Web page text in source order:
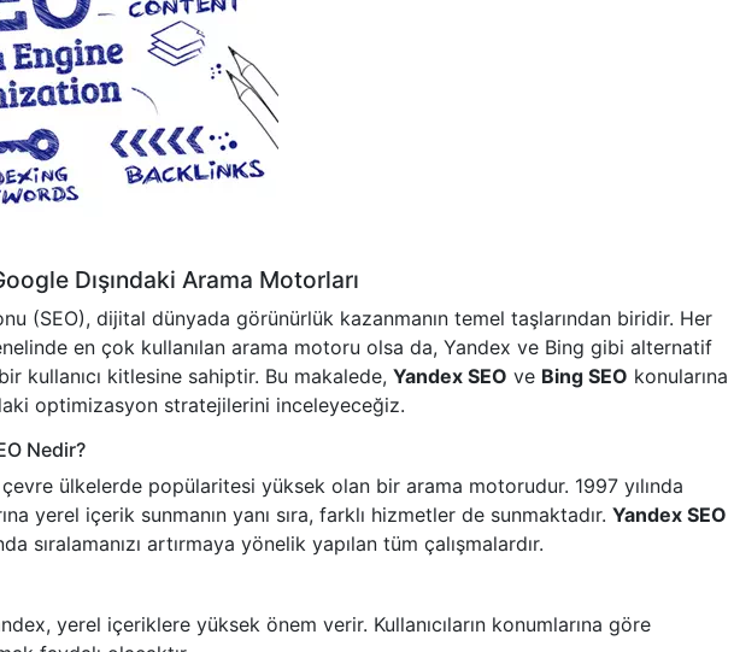
Dışındaki Arama Motorları
(SEO), dijital dünyada görünürlük kazanmanın temel taşlarından biridir. Her
en çok kullanılan arama motoru olsa da, Yandex ve Bing gibi alternatif
kullanıcı kitlesine sahiptir. Bu makalede, Yandex SEO ve Bing SEO konularına
optimizasyon stratejilerini inceleyeceğiz.
Nedir?
ülkelerde popülaritesi yüksek olan bir arama motorudur. 1997 yılında
yerel içerik sunmanın yanı sıra, farklı hizmetler de sunmaktadır. Yandex SEO
sıralamanızı artırmaya yönelik yapılan tüm çalışmalardır.
yerel içeriklere yüksek önem verir. Kullanıcıların konumlarına göre